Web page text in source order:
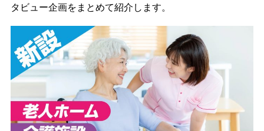
タビュー企画をまとめて紹介します。